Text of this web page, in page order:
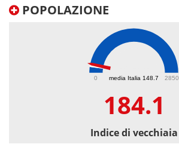
POPOLAZIONE
media Italia 148.7
0 2850
184.1
Indice di vecchiaia